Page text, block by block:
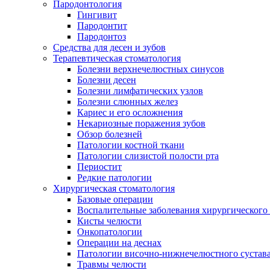
Пародонтология
Гингивит
Пародонтит
Пародонтоз
Средства для десен и зубов
Терапевтическая стоматология
Болезни верхнечелюстных синусов
Болезни десен
Болезни лимфатических узлов
Болезни слюнных желез
Кариес и его осложнения
Некариозные поражения зубов
Обзор болезней
Патологии костной ткани
Патологии слизистой полости рта
Периостит
Редкие патологии
Хирургическая стоматология
Базовые операции
Воспалительные заболевания
Кисты челюсти
Онкопатологии
Операции на деснах
Патологии височно-нижнечелюстного сустава
Травмы челюсти